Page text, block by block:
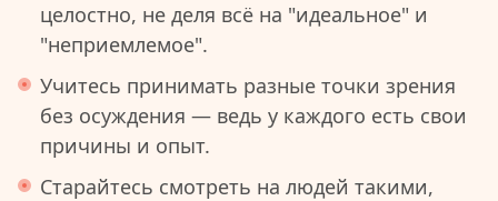
целостно, не деля всё на "идеальное" и
"неприемлемое".
Учитесь принимать разные точки зрения
без осуждения — ведь у каждого есть свои
причины и опыт.
Старайтесь смотреть на людей такими,